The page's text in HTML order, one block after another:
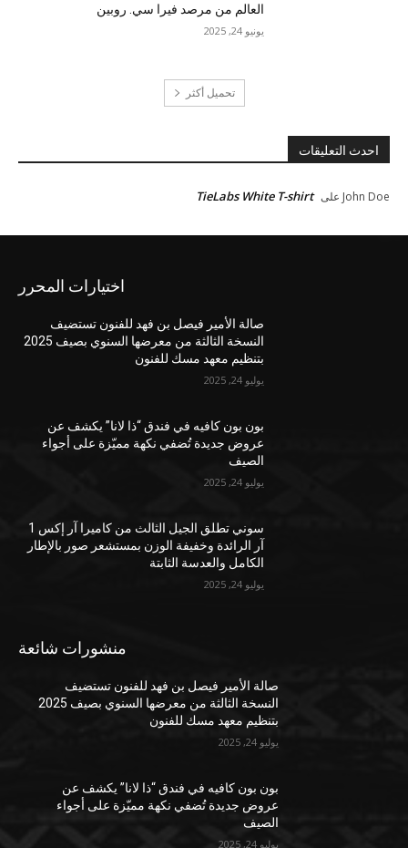
العالم من مرصد فيرا سي. روبين
يونيو 24, 2025
تحميل أكثر
احدث التعليقات
John Doe على TieLabs White T-shirt
اختيارات المحرر
صالة الأمير فيصل بن فهد للفنون تستضيف
النسخة الثالثة من معرضها السنوي بصيف 2025
بتنظيم معهد مسك للفنون
يوليو 24, 2025
بون بون كافيه في فندق “ذا لانا” يكشف عن
عروض جديدة تُضفي نكهة مميّزة على أجواء
الصيف
يوليو 24, 2025
سوني تطلق الجيل الثالث من كاميرا آر إكس 1
آر الرائدة وخفيفة الوزن بمستشعر صور بالإطار
الكامل والعدسة الثابتة
يوليو 24, 2025
منشورات شائعة
صالة الأمير فيصل بن فهد للفنون تستضيف
النسخة الثالثة من معرضها السنوي بصيف 2025
بتنظيم معهد مسك للفنون
يوليو 24, 2025
بون بون كافيه في فندق “ذا لانا” يكشف عن
عروض جديدة تُضفي نكهة مميّزة على أجواء
الصيف
يوليو 24, 2025